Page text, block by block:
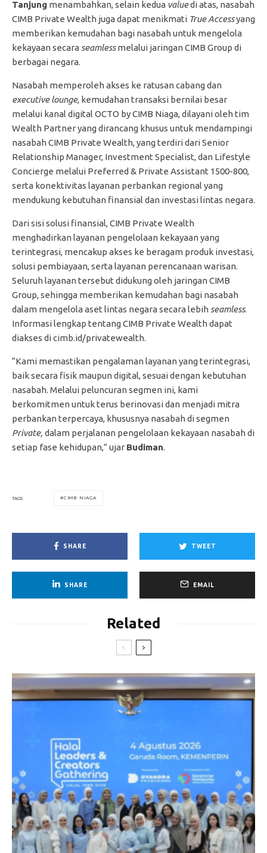
Tanjung menambahkan, selain kedua valuedi atas, nasabah
CIMB Private Wealth juga dapat menikmati True Accessyang
memberikan kemudahan bagi nasabah untuk mengelola
kekayaan secara seamlessmelalui jaringan CIMB Group di
berbagai negara.
Nasabah memperoleh akses ke ratusan cabang dan
executive lounge, kemudahan transaksi bernilai besar
melalui kanal digital OCTO by CIMB Niaga, dilayani oleh tim
Wealth Partner yang dirancang khusus untuk mendampingi
nasabah CIMB Private Wealth, yang terdiri dari Senior
Relationship Manager, Investment Specialist, dan Lifestyle
Concierge melalui Preferred & Private Assistant 1500-800,
serta konektivitas layanan perbankan regional yang
mendukung kebutuhan finansial dan investasi lintas negara.
Dari sisi solusi finansial, CIMB Private Wealth
menghadirkan layanan pengelolaan kekayaan yang
terintegrasi, mencakup akses ke beragam produk investasi,
solusi pembiayaan, serta layanan perencanaan warisan.
Seluruh layanan tersebut didukung oleh jaringan CIMB
Group, sehingga memberikan kemudahan bagi nasabah
dalam mengelola aset lintas negara secara lebih seamless.
Informasi lengkap tentang CIMB Private Wealth dapat
diakses di cimb.id/privatewealth.
“Kami memastikan pengalaman layanan yang terintegrasi,
baik secara fisik maupun digital, sesuai dengan kebutuhan
nasabah. Melalui peluncuran segmen ini, kami
berkomitmen untuk terus berinovasi dan menjadi mitra
perbankan terpercaya, khususnya nasabah di segmen
Private, dalam perjalanan pengelolaan kekayaan nasabah di
setiap fase kehidupan,” ujar Budiman.
TAGS CIMB NIAGA
SHARE TWEET
SHARE EMAIL
Related